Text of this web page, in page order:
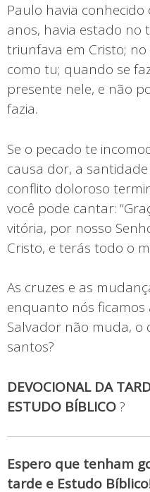
Paulo havia
anos, havia estado no
triunfava em Cristo;
como tu; quando se
presente nele, e não
fazia.
Se o pecado te
causa dor, a
conflito doloroso
você pode cantar:
vitória, por nosso
Cristo, e terás todo o
As cruzes e as
enquanto nós ficamos
Salvador não muda, o
santos?
DEVOCIONAL DA
ESTUDO BÍBLICO?
Espero que tenham
tarde e Estudo